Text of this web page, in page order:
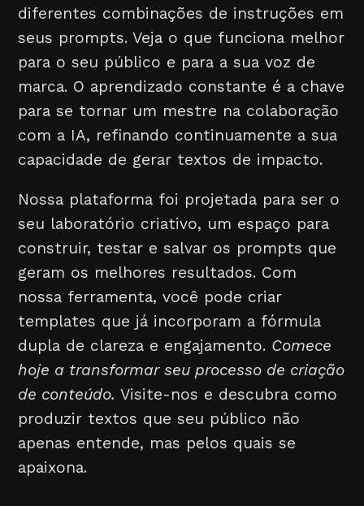
diferentes combinações de instruções em
seus prompts. Veja o que funciona melhor
para o seu público e para a sua voz de
marca. O aprendizado constante é a chave
para se tornar um mestre na colaboração
com a IA, refinando continuamente a sua
capacidade de gerar textos de impacto.
Nossa plataforma foi projetada para ser o
seu laboratório criativo, um espaço para
construir, testar e salvar os prompts que
geram os melhores resultados. Com
nossa ferramenta, você pode criar
templates que já incorporam a fórmula
dupla de clareza e engajamento. Comece
hoje a transformar seu processo de criação
de conteúdo. Visite-nos e descubra como
produzir textos que seu público não
apenas entende, mas pelos quais se
apaixona.